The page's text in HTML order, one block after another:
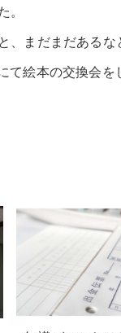
。
まだまだあるな
て絵本の交換会を